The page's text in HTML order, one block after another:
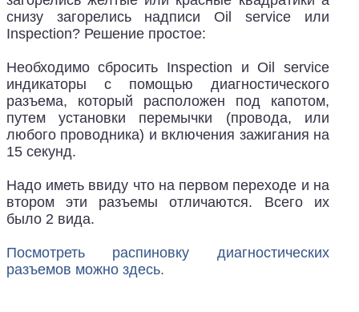
снизу загорелись надписи Oil service или
Inspection? Решение простое:
Необходимо сбросить Inspection и Oil service
индикаторы с помощью диагностического
разъема, который расположен под капотом,
путем установки перемычки (провода, или
любого проводника) и включения зажигания на
15 секунд.
Надо иметь ввиду что на первом переходе и на
втором эти разъемы отличаются. Всего их
было 2 вида.
Посмотреть распиновку диагностических
разъемов можно здесь.